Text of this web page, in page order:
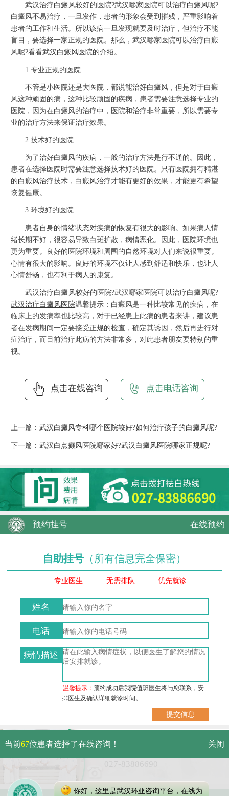
武汉治疗白癜风较好的医院?武汉哪家医院可以治疗白癜风呢?
白癜风不易治疗，一旦发作，患者的形象会受到摧残，严重影响着
患者的工作和生活。所以该病一旦发现就要及时治疗，但治疗不能
盲目，要选择一家正规的医院。那么，武汉哪家医院可以治疗白癜
风呢?看看武汉白癜风医院的介绍。
1.专业正规的医院
不管是小医院还是大医院，都说能治好白癜风，但是对于白癜
风这种顽固的病，这种比较顽固的疾病，患者需要注意选择专业的
医院，因为在白癜风的治疗中，医院和治疗非常重要，所以需要专
业的治疗方法来保证治疗效果。
2.技术好的医院
为了治好白癜风的疾病，一般的治疗方法是行不通的。因此，
患者在选择医院时需要注意选择技术好的医院。只有医院拥有精湛
的白癜风治疗技术， 白癜风治疗才能有更好的效果，才能更有希望
恢复健康。
3.环境好的医院
患者自身的情绪状态对疾病的恢复有很大的影响。如果病人情
绪长期不好，很容易导致白斑扩散，病情恶化。因此，医院环境也
更为重要。良好的医院环境和周围的自然环境对人们来说很重要。
心情有很大的影响。良好的环境不仅让人感到舒适和快乐，也让人
心情舒畅，也有利于病人的康复。
武汉治疗白癜风较好的医院?武汉哪家医院可以治疗白癜风呢?
武汉治疗白癜风医院温馨提示：白癜风是一种比较常见的疾病，在
临床上的发病率也比较高，对于已经患上此病的患者来讲，建议患
者在发病期间一定要接受正规的检查，确定其诱因，然后再进行对
症治疗，而目前治疗此病的方法非常多，对此患者朋友要特别的重
视。
点击在线咨询 点击电话咨询
上一篇： 武汉白癜风专科哪个医院较好?如何治疗孩子的白癜风呢?
下一篇： 武汉白点癫风医院哪家好?武汉白癜风医院哪家正规呢?
预约挂号 在线预约
自助挂号 （所有信息完全保密）
专业医生 无需排队 优先就诊
姓名
电话
病情描述
温馨提示：预约成功后我院值班医生将与您联系，安
排医生及确认详细就诊时间。
武汉市硚口区解放大道479号
免费电话：
当前67位患者选择了在线咨询！ 关闭
你好，这里是武汉环亚咨询平台，在线为